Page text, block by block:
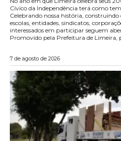
Cívico da Independência terá como
Celebrando nossa história, construindo
escolas, entidades, sindicatos,
interessados em participar seguem
Promovido pela Prefeitura de Limeira,
7 de agosto de 2026